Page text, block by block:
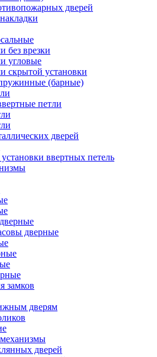
дверей
без врезки
угловые
скрытой установки
(барные)
петли
дверей
ввертных петель
дверные
замков
дверям
дверей